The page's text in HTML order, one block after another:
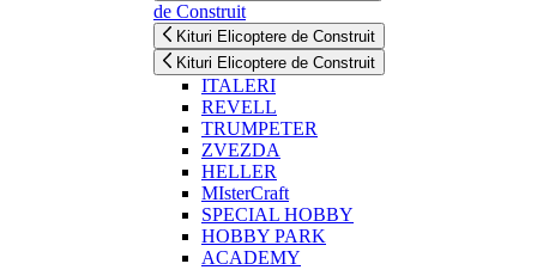
de Construit
Kituri Elicoptere de Construit
Kituri Elicoptere de Construit
ITALERI
REVELL
TRUMPETER
ZVEZDA
HELLER
MIsterCraft
SPECIAL HOBBY
HOBBY PARK
ACADEMY